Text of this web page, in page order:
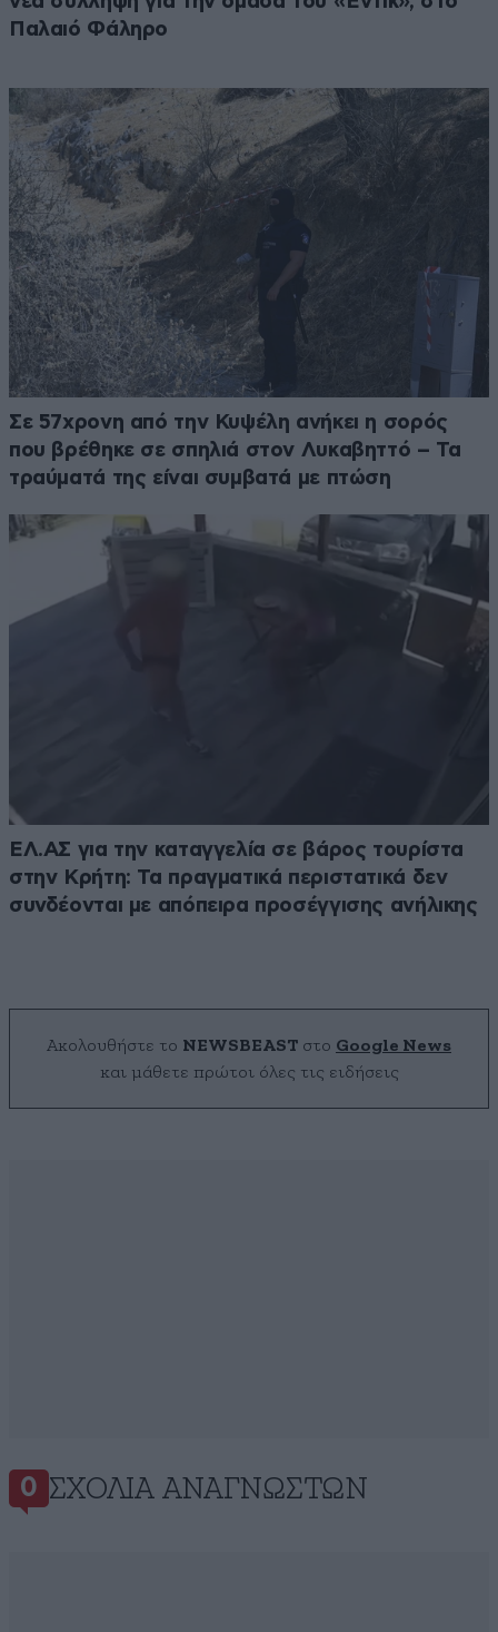
Παλαιό Φάληρο
Σε 57χρονη από την Κυψέλη ανήκει η σορός
που βρέθηκε σε σπηλιά στον Λυκαβηττό – Τα
τραύματά της είναι συμβατά με πτώση
ΕΛ.ΑΣ για την καταγγελία σε βάρος τουρίστα
στην Κρήτη: Τα πραγματικά περιστατικά δεν
συνδέονται με απόπειρα προσέγγισης ανήλικης
Ακολουθήστε το NEWSBEAST στο Google News
και μάθετε πρώτοι όλες τις ειδήσεις
0 ΣΧΌΛΙΑ ΑΝΑΓΝΩΣΤΏΝ